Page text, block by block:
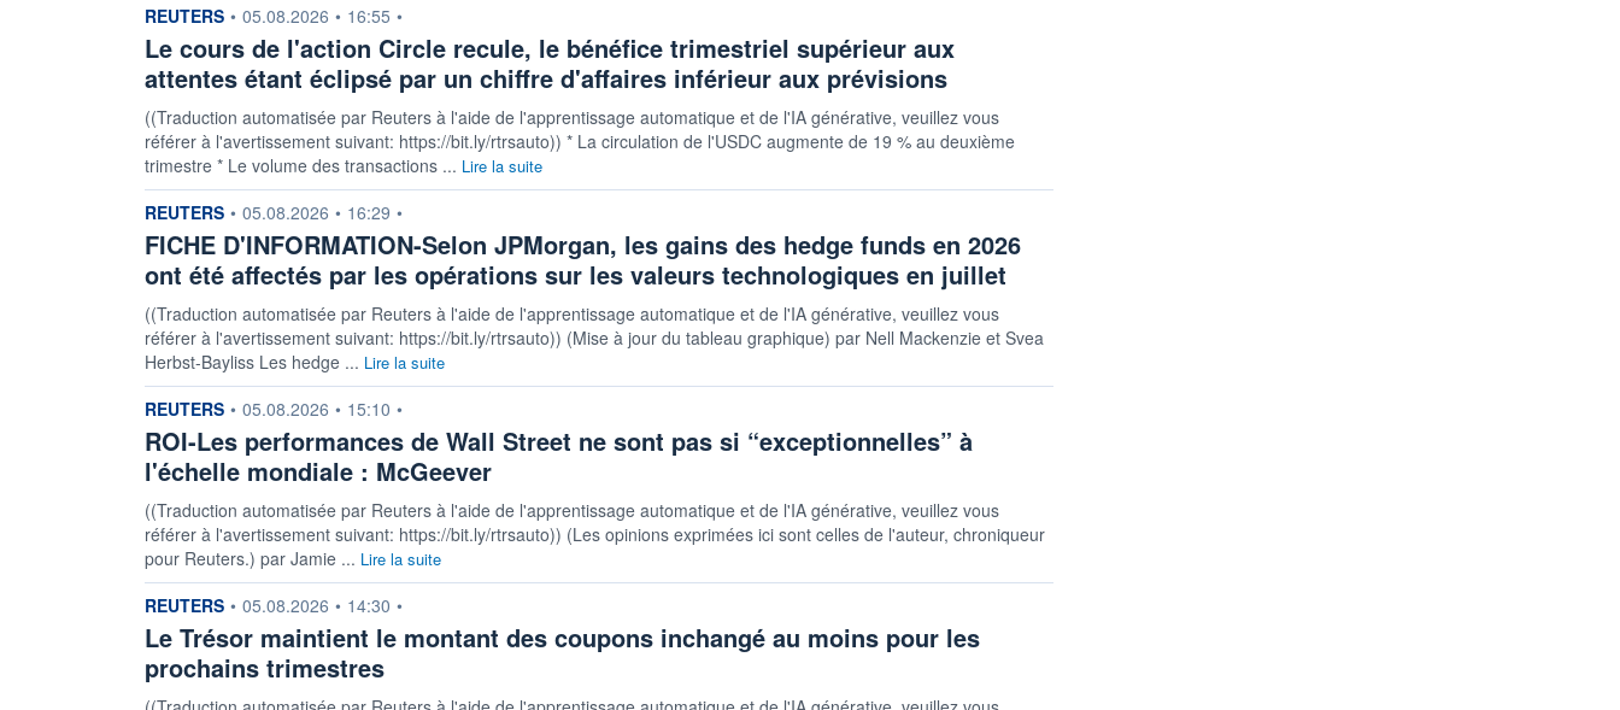
information fournie par
REUTERS • 05.08.2026 • 16:55 •
Le cours de l'action Circle recule, le bénéfice trimestriel supérieur aux
attentes étant éclipsé par un chiffre d'affaires inférieur aux prévisions
((Traduction automatisée par Reuters à l'aide de l'apprentissage automatique et de l'IA générative, veuillez vous
référer à l'avertissement suivant: https://bit.ly/rtrsauto)) * La circulation de l'USDC augmente de 19 % au deuxième
trimestre * Le volume des transactions ... Lire la suite
information fournie par
REUTERS • 05.08.2026 • 16:29 •
FICHE D'INFORMATION-Selon JPMorgan, les gains des hedge funds en 2026
ont été affectés par les opérations sur les valeurs technologiques en juillet
((Traduction automatisée par Reuters à l'aide de l'apprentissage automatique et de l'IA générative, veuillez vous
référer à l'avertissement suivant: https://bit.ly/rtrsauto)) (Mise à jour du tableau graphique) par Nell Mackenzie et Svea
Herbst-Bayliss Les hedge ... Lire la suite
information fournie par
REUTERS • 05.08.2026 • 15:10 •
ROI-Les performances de Wall Street ne sont pas si “exceptionnelles” à
l'échelle mondiale : McGeever
((Traduction automatisée par Reuters à l'aide de l'apprentissage automatique et de l'IA générative, veuillez vous
référer à l'avertissement suivant: https://bit.ly/rtrsauto)) (Les opinions exprimées ici sont celles de l'auteur, chroniqueur
pour Reuters.) par Jamie ... Lire la suite
information fournie par
REUTERS • 05.08.2026 • 14:30 •
Le Trésor maintient le montant des coupons inchangé au moins pour les
prochains trimestres